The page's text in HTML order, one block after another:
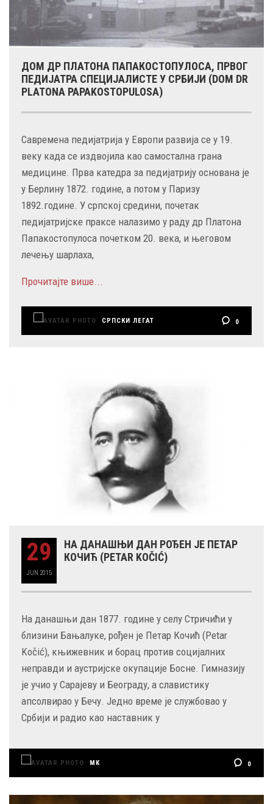
ДОМ ДР ПЛАТОНА ПАПАКОСТОПУЛОСА, ПРВОГ
ПЕДИЈАТРА СПЕЦИЈАЛИСТЕ У СРБИЈИ (DOM DR
PLATONA PAPAKOSTOPULOSA)
Савремена педијатрија у Европи развија се у 19.
веку када се издвојила као самостална грана
медицине. Прва катедра за педијатрију основана је
у Берлину 1872. године, а потом у Паризу
1892.године. У српској средини, почетак
педијатријске праксе налазимо у раду др Платона
Папакостопулоса почетком 20. века, и његовом
лечењу шарлаха,
Прочитајте више...
СРПСКИ ЛЕГАТ 0
29
JUN 2015
НА ДАНАШЊИ ДАН РОЂЕН ЈЕ ПЕТАР
КОЧИЋ (PETAR KOČIĆ)
На данашњи дан 1877. године у селу Стричићи у
близини Бањалуке, рођен је Петар Кочић (Petar
Kočić), књижевник и борац против социјалних
неправди и аустријске окупације Босне. Гимназију
је учио у Сарајеву и Београду, а славистику
апсолвирао у Бечу. Једно време је службовао у
Србији и радио као наставник у
MK 0